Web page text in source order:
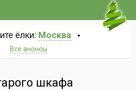
ёлки: Москва
Все анонсы
шкафа